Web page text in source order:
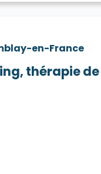
en-France
thérapie de